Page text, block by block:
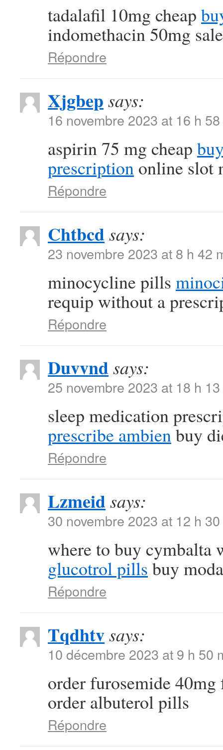
tadalafil 10mg cheap
indomethacin 50mg sale
Répondre
Xjgbep says:
16 novembre 2023 at 16 h
aspirin 75 mg cheap
prescription online slot
Répondre
Chtbcdsays:
23 novembre 2023 at 8 h 42
minocycline pills
requip without a
Répondre
Duvvndsays:
25 novembre 2023 at 18 h
sleep medication
prescribe ambienbuy
Répondre
Lzmeidsays:
30 novembre 2023 at 12 h
where to buy
glucotrol pills buy
Répondre
Tqdhtvsays:
10 décembre 2023 at 9 h 50
order furosemide
order albuterol pills
Répondre